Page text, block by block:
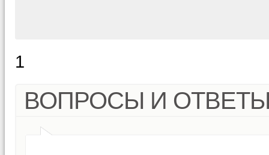
1
ВОПРОСЫ И